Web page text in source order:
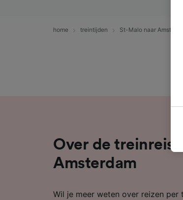
home treintijden St-Malo naar
Over de treinreis
Amsterdam
Wil je meer weten over reizen per